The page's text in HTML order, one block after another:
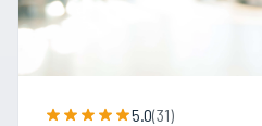
5.0(31)